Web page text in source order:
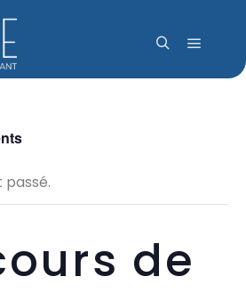
Menu
de